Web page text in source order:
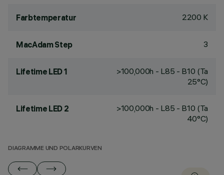
Farbtemperatur 2200 K
MacAdam Step 3
Lifetime LED 1
>100,000h - L85 - B10 (Ta
25°C)
Lifetime LED 2
>100,000h - L85 - B10 (Ta
40°C)
DIAGRAMME UND POLARKURVEN